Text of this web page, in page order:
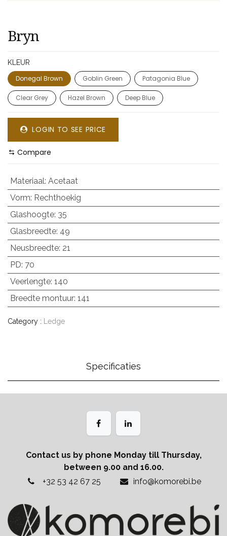
Bryn
KLEUR
Donegal Brown Goblin Green Patagonia Blue
Clear Grey Hazel Brown Deep Blue
LOGIN TO SEE PRICE
Compare
Materiaal: Acetaat
Vorm: Rechthoekig
Glashoogte: 35
Glasbreedte: 49
Neusbreedte: 21
PD: 70
Veerlengte: 140
Breedte montuur: 141
Category : Ledge
Specificaties
Contact us by phone Monday till Thursday,
between 9.00 and 16.00.
+32 53 42 67 25
info@komorebi.be